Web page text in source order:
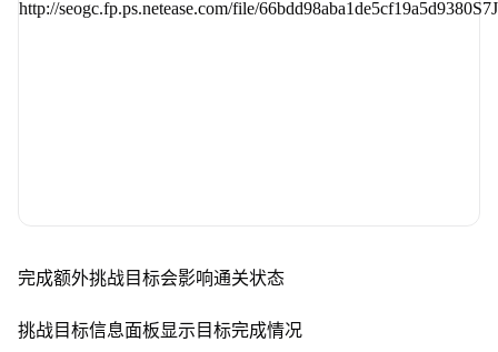
完成额外挑战目标会影响通关状态
挑战目标信息面板显示目标完成情况